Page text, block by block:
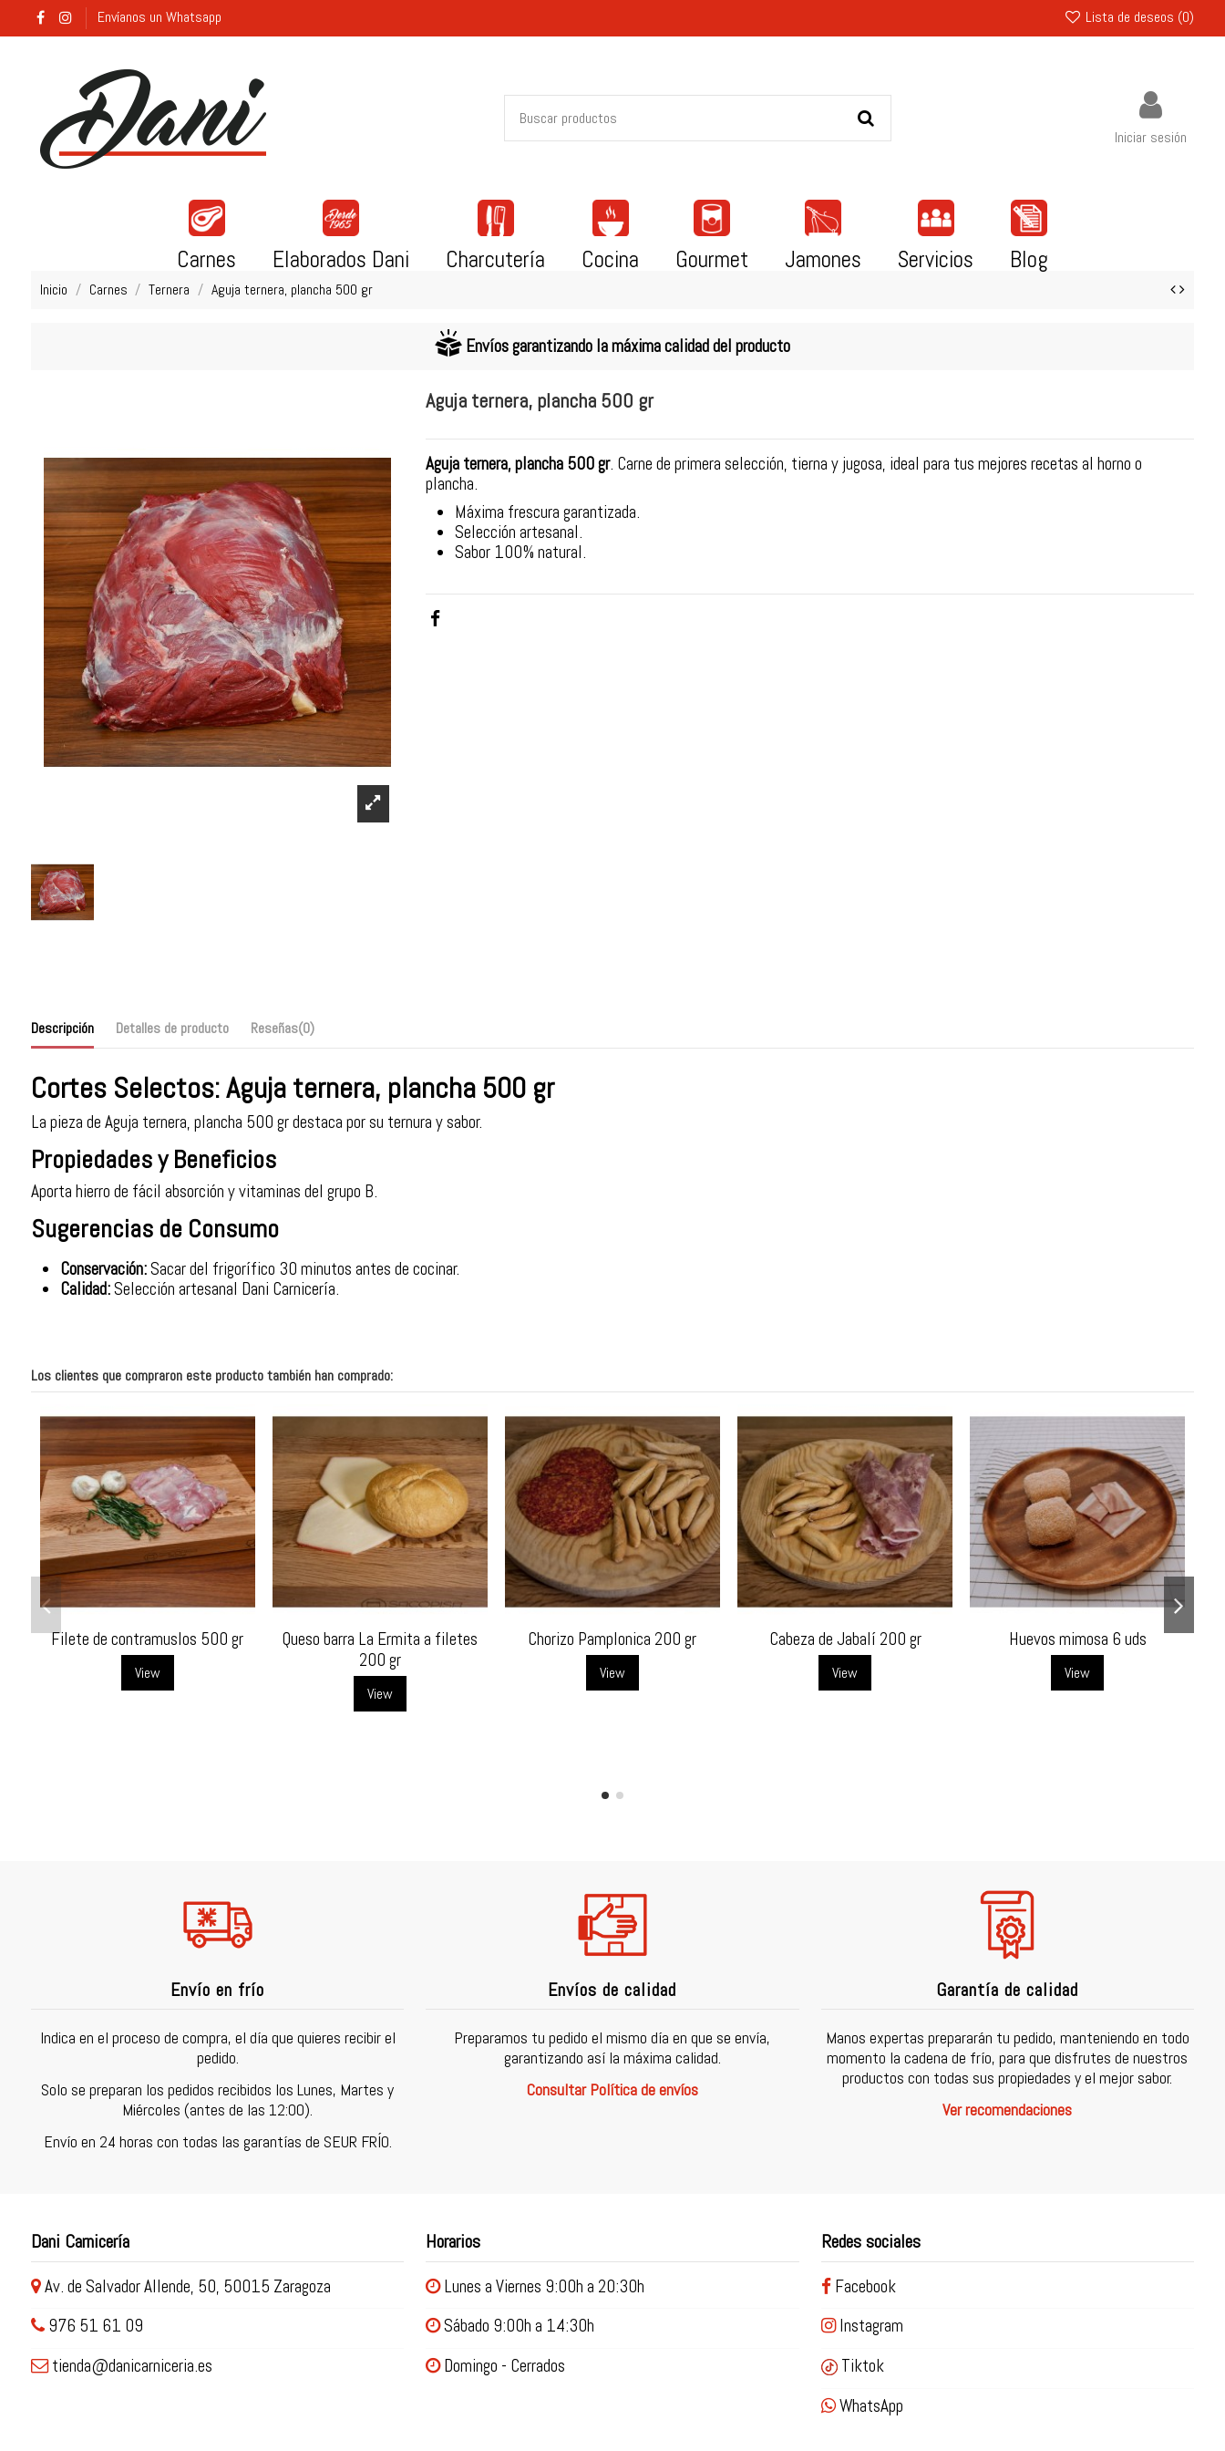
Envíanos un Whatsapp Lista de deseos (0)
Iniciar sesión
Carnes Elaborados Dani Charcutería Cocina Gourmet Jamones Servicios Blog
Inicio Carnes Ternera Aguja ternera, plancha 500 gr
Envíos garantizando la máxima calidad del producto
Aguja ternera, plancha 500 gr
Aguja ternera, plancha 500 gr. Carne de primera selección, tierna y jugosa, ideal para tus mejores recetas al horno o
plancha.
Máxima frescura garantizada.
Selección artesanal.
Sabor 100% natural.
Descripción Detalles de producto Reseñas(0)
Cortes Selectos: Aguja ternera, plancha 500 gr
La pieza de Aguja ternera, plancha 500 gr destaca por su ternura y sabor.
Propiedades y Beneficios
Aporta hierro de fácil absorción y vitaminas del grupo B.
Sugerencias de Consumo
Conservación:Sacar del frigorífico 30 minutos antes de cocinar.
Calidad:Selección artesanal Dani Carnicería.
Los clientes que compraron este producto también han comprado:
Filete de contramuslos 500 gr
View
Queso barra La Ermita a filetes
200 gr
View
Chorizo Pamplonica 200 gr
View
Cabeza de Jabalí 200 gr
View
Huevos mimosa 6 uds
View
Envío en frío
Indica en el proceso de compra, el día que quieres recibir el
pedido.
Solo se preparan los pedidos recibidos los Lunes, Martes y
Miércoles (antes de las 12:00).
Envío en 24 horas con todas las garantías de SEUR FRÍO.
Envíos de calidad
Preparamos tu pedido el mismo día en que se envía,
garantizando así la máxima calidad.
Consultar Política de envíos
Garantía de calidad
Manos expertas prepararán tu pedido, manteniendo en todo
momento la cadena de frío, para que disfrutes de nuestros
productos con todas sus propiedades y el mejor sabor.
Ver recomendaciones
Dani Carnicería
Av. de Salvador Allende, 50, 50015 Zaragoza
976 51 61 09
tienda@danicarniceria.es
Horarios
Lunes a Viernes 9:00h a 20:30h
Sábado 9:00h a 14:30h
Domingo - Cerrados
Redes sociales
Facebook
Instagram
Tiktok
WhatsApp